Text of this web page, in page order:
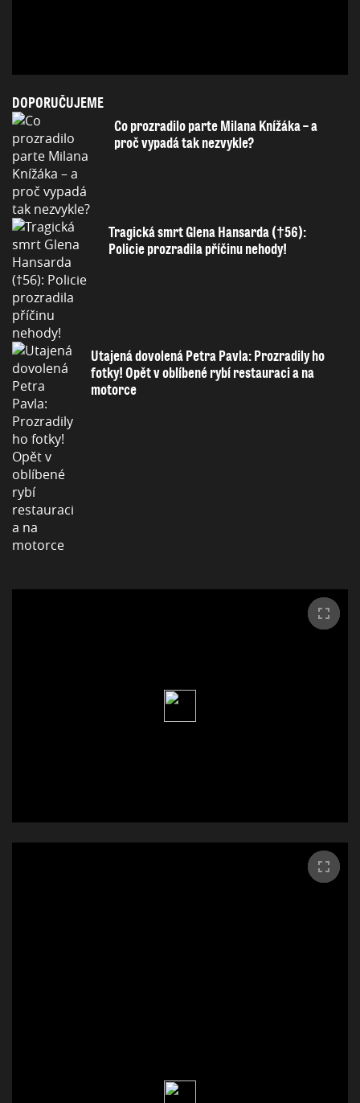
DOPORUČUJEME
Co prozradilo parte Milana Knížáka – a
proč vypadá tak nezvykle?
Tragická smrt Glena Hansarda (†56):
Policie prozradila příčinu nehody!
Utajená dovolená Petra Pavla: Prozradily ho
fotky! Opět v oblíbené rybí restauraci a na
motorce